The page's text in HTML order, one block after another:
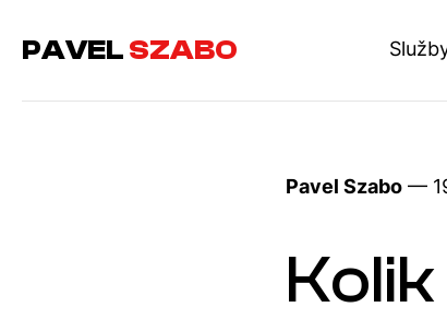
PAVEL SZABO
Pavel Szabo —